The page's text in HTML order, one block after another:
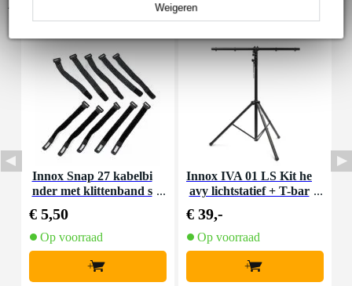
Weigeren
Innox Snap 27 kabelbi
nder met klittenband s
€ 5,50
Op voorraad
+
Innox IVA 01 LS Kit he
avy lichtstatief + T-bar
€ 39,-
Op voorraad
+